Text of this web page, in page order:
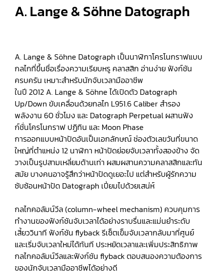
A. Lange & Söhne Datograph
A. Lange & Söhne Datograph เป็นนาฬิกาโครโนกราฟแบบ
กลไกที่ขึ้นชื่อเรื่องความเรียบหรู คลาสสิก อ่านง่าย ฟังก์ชัน
ครบครัน เหมาะสำหรับนักจับเวลามืออาชีพ
ในปี 2012 A. Lange & Söhne ได้เปิดตัว Datograph
Up/Down ขับเคลื่อนด้วยกลไก L951.6 Caliber สำรอง
พลังงาน 60 ชั่วโมง และ Datograph Perpetual ผสานฟัง
ก์ชั่นโครโนกราฟ ปฏิทิน และ Moon Phase
การออกแบบหน้าปัดอันเป็นเอกลักษณ์ ช่องตัวเลขวันที่ขนาด
ใหญ่ที่ตำแหน่ง 12 นาฬิกา หน้าปัดย่อยจับเวลาทั้งสองข้าง จัด
วางเป็นรูปสามเหลี่ยมด้านเท่า ผสมผสานความคลาสสิกและทัน
สมัย บางคนอาจรู้สึกว่าหน้าปัดดูเยอะไป แต่สำหรับผู้รักความ
ซับซ้อนหน้าปัด Datograph เปี่ยมไปด้วยเสน่ห์
กลไกคอลัมน์วีล (column-wheel mechanism) ควบคุมการ
ทำงานของฟังก์ชันจับเวลาได้อย่างราบรื่นและแม่นยำระดับ
เสี้ยววินาที ฟังก์ชัน flyback รีเซ็ตเข็มจับเวลากลับมาที่ศูนย์
และเริ่มจับเวลาใหม่ได้ทันที ประหยัดเวลาและเพิ่มประสิทธิภาพ
กลไกคอลัมน์วีลและฟังก์ชัน flyback ตอบสนองความต้องการ
ของนักจับเวลามืออาชีพได้อย่างดี